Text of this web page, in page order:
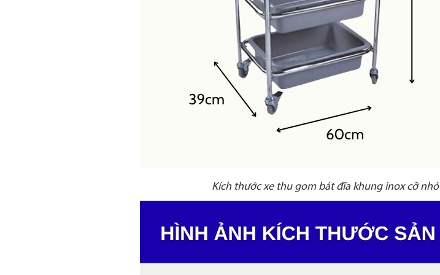
Kích thước xe thu gom bát đĩa khung inox cỡ nhỏ